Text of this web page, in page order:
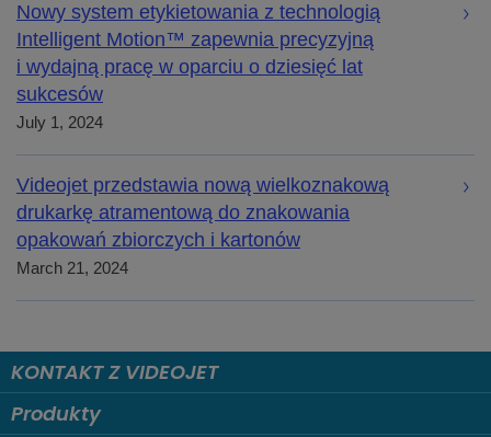
Nowy system etykietowania z technologią
Intelligent Motion™ zapewnia precyzyjną
i wydajną pracę w oparciu o dziesięć lat
sukcesów
July 1, 2024
Videojet przedstawia nową wielkoznakową
drukarkę atramentową do znakowania
opakowań zbiorczych i kartonów
March 21, 2024
KONTAKT Z VIDEOJET
Produkty